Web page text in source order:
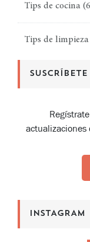
Tips de cocina
Tips de limpieza
SUSCRÍBETE
actualizaciones
INSTAGRAM